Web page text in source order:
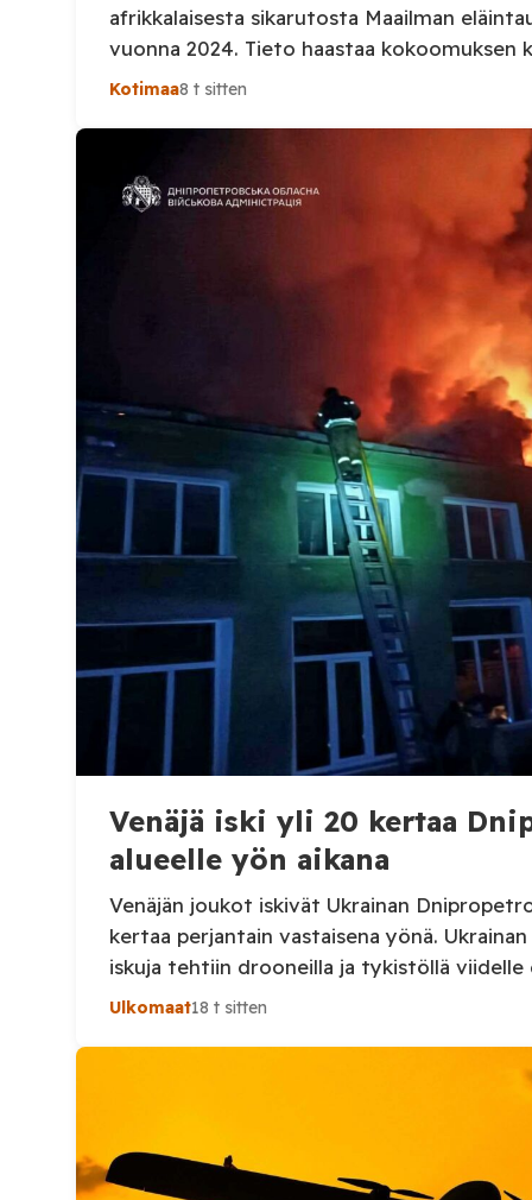
afrikkalaisesta sikarutosta Maailman
vuonna 2024. Tieto haastaa kokoomuksen
Heinosen (kok.) esittämän väitteen
sekä WOAH:n kautta että suoraan Venäjän
Ruokavirasto kertoi Posi TV:lle tarkempia
ensimmäisestä afrikkalaisen sikaruton
Kotimaa8 t sitten
Venäjä iski yli 20 kertaa
alueelle yön aikana
Venäjän joukot iskivät Ukrainan
kertaa perjantain vastaisena yönä.
iskuja tehtiin drooneilla ja tykistöllä viidelle
Henkilövahingoilta vältyttiin.
elokuuta julkaisemassaan Telegram-
joukot hyökkäsivät yön aikana yli 20 kertaa
Ulkomaat18 t sitten